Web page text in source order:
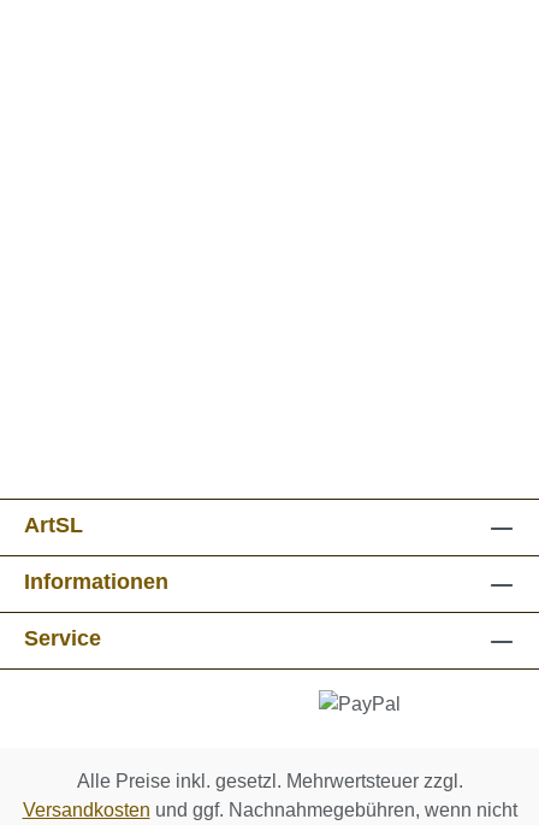
ArtSL
Informationen
Service
Alle Preise inkl. gesetzl. Mehrwertsteuer zzgl.
Versandkosten und ggf. Nachnahmegebühren, wenn nicht